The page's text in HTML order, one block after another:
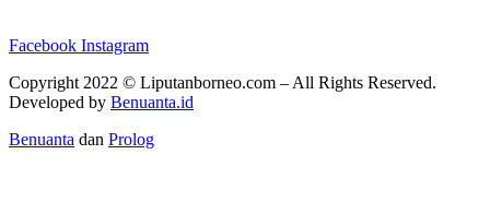
Facebook Instagram
Copyright 2022 © Liputanborneo.com – All Rights Reserved.
Developed by Benuanta.id
Benuanta dan Prolog